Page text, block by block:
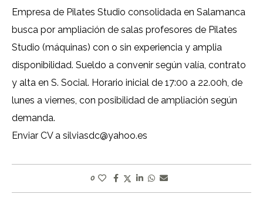
Empresa de Pilates Studio consolidada en Salamanca
busca por ampliación de salas profesores de Pilates
Studio (máquinas) con o sin experiencia y amplia
disponibilidad. Sueldo a convenir según valía, contrato
y alta en S. Social. Horario inicial de 17:00 a 22.00h, de
lunes a viernes, con posibilidad de ampliación según
demanda.
Enviar CV a silviasdc@yahoo.es
0